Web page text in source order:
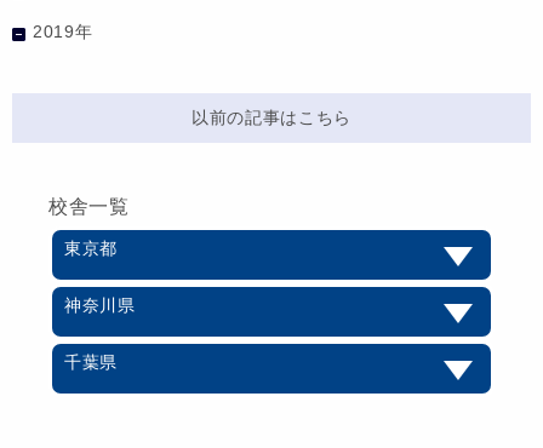
2019年
以前の記事はこちら
校舎一覧
東京都
神奈川県
千葉県